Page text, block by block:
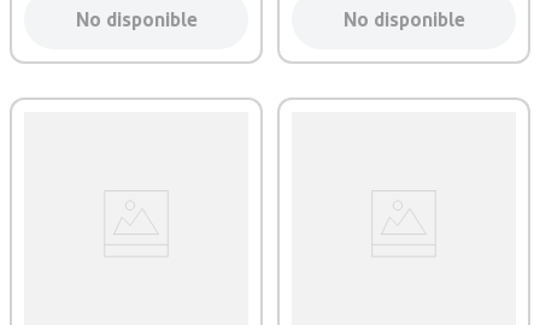
No disponible No disponible